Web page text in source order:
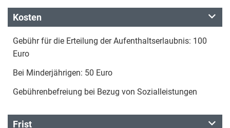
Kosten
Gebühr für die Erteilung der Aufenthaltserlaubnis: 100
Euro
Bei Minderjährigen: 50 Euro
Gebührenbefreiung bei Bezug von Sozialleistungen
Frist